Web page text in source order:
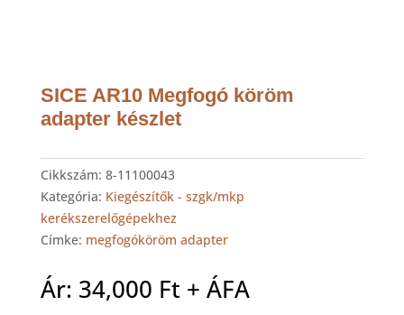
SICE AR10 Megfogó köröm
adapter készlet
Cikkszám: 8-11100043
Kategória: Kiegészítők - szgk/mkp
kerékszerelőgépekhez
Címke: megfogóköröm adapter
Ár: 34,000 Ft + ÁFA